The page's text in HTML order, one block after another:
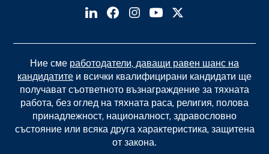
Ние сме работодатели, даващи равен шанс на
кандидатите и всички квалифицирани кандидати ще
получават съответното възнаграждение за тяхната
работа, без оглед на тяхната раса, религия, полова
принадлежност, националност, здравословно
състояние или всяка друга характеристика, защитена
от закона.